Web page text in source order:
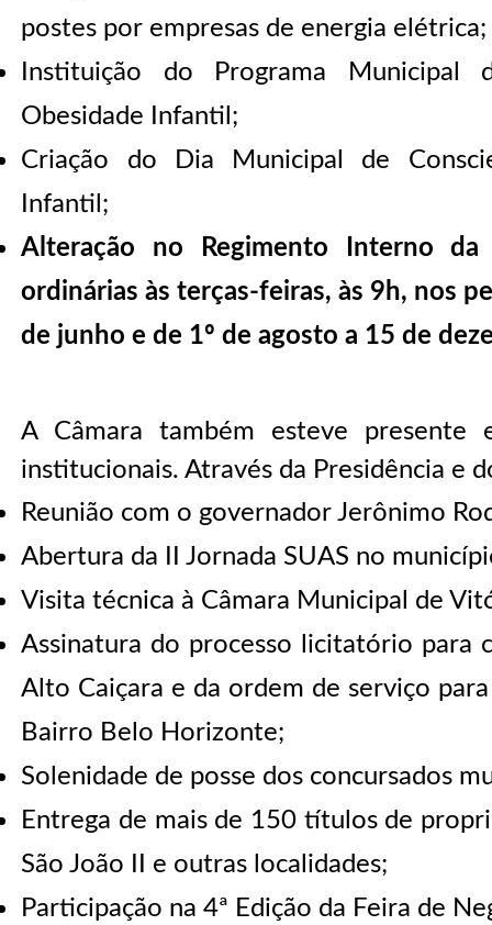
postes por empresas de energia elétrica;
Instituição do Programa
Obesidade Infantil;
Criação do Dia Municipal de
Infantil;
Alteração no Regimento Interno da
ordinárias às terças-feiras, às 9h, nos
de junho e de 1º de agosto a 15 de
A Câmara também esteve presente
institucionais. Através da Presidência e
Reunião com o governador Jerônimo
Abertura da II Jornada SUAS no
Visita técnica à Câmara Municipal de
Assinatura do processo licitatório para
Alto Caiçara e da ordem de serviço
Bairro Belo Horizonte;
Solenidade de posse dos concursados
Entrega de mais de 150 títulos de
São João II e outras localidades;
Participação na 4ª Edição da Feira de